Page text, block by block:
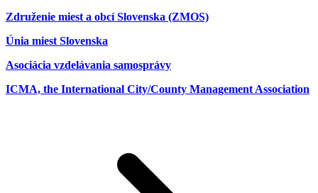
Združenie miest a obcí Slovenska (ZMOS)
Únia miest Slovenska
Asociácia vzdelávania samosprávy
ICMA, the International City/County Management Association